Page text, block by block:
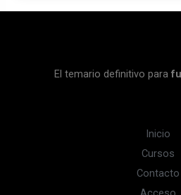
El temario definitivo para
Inicio
Cursos
Contacto